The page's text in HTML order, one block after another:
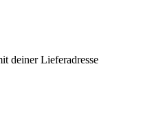
deiner Lieferadresse